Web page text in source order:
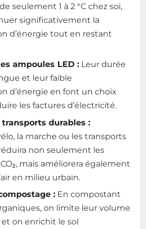
seulement 1 à 2 °C chez soi,
significativement la
d’énergie tout en restant
ampoules LED : Leur durée
et leur faible
d’énergie en font un choix
les factures d’électricité.
transports durables :
la marche ou les transports
non seulement les
mais améliorera également
en milieu urbain.
: En compostant
on limite leur volume
et on enrichit le sol